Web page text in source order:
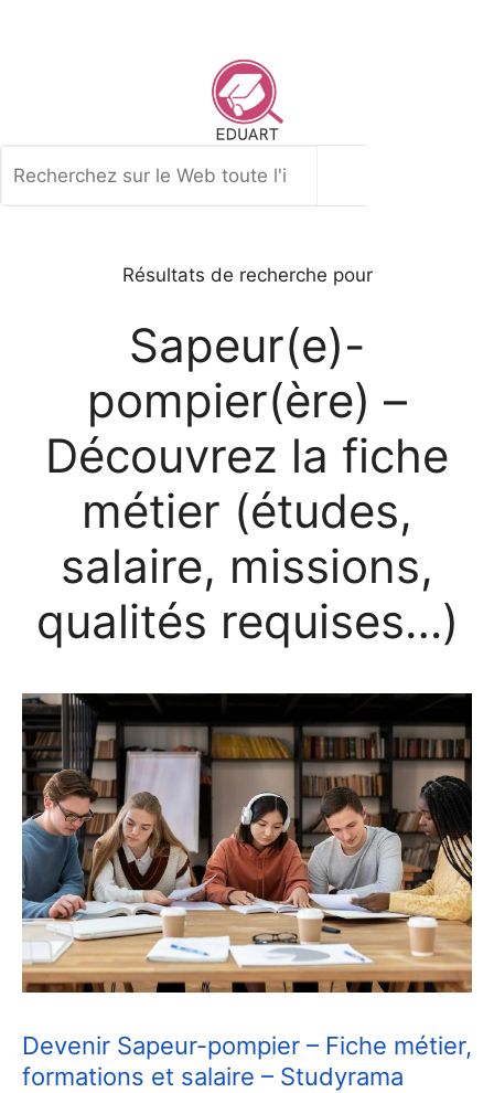
Résultats de recherche pour
Sapeur(e)-
pompier(ère) –
Découvrez la fiche
métier (études,
salaire, missions,
qualités requises…)
Devenir Sapeur-pompier – Fiche métier,
formations et salaire – Studyrama